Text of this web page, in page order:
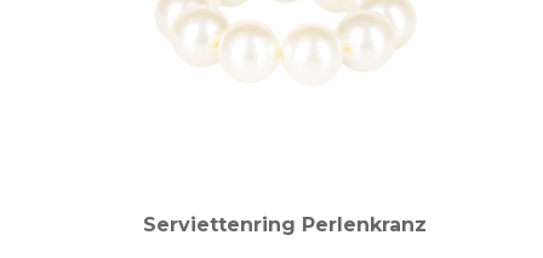
Serviettenring Perlenkranz